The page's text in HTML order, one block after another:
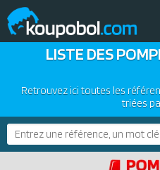
BONS
PRODUITS
LISTE DES
Retrouvez ici toutes les
triées